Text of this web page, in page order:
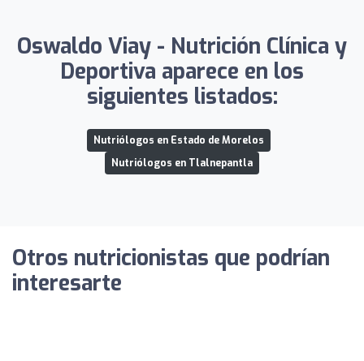
Oswaldo Viay - Nutrición Clínica y
Deportiva aparece en los
siguientes listados:
Nutriólogos en Estado de Morelos
Nutriólogos en Tlalnepantla
Otros nutricionistas que podrían
interesarte